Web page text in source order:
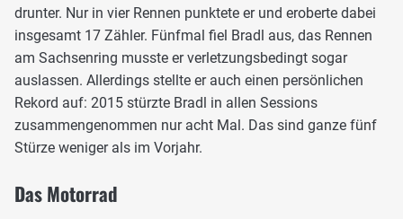
drunter. Nur in vier Rennen punktete er und eroberte dabei
insgesamt 17 Zähler. Fünfmal fiel Bradl aus, das Rennen
am Sachsenring musste er verletzungsbedingt sogar
auslassen. Allerdings stellte er auch einen persönlichen
Rekord auf: 2015 stürzte Bradl in allen Sessions
zusammengenommen nur acht Mal. Das sind ganze fünf
Stürze weniger als im Vorjahr.
Das Motorrad